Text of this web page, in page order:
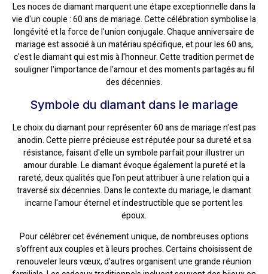
Les noces de diamant marquent une étape exceptionnelle dans la
vie d'un couple : 60 ans de mariage. Cette célébration symbolise la
longévité et la force de l'union conjugale. Chaque anniversaire de
mariage est associé à un matériau spécifique, et pour les 60 ans,
c'est le diamant qui est mis à l'honneur. Cette tradition permet de
souligner l'importance de l'amour et des moments partagés au fil
des décennies.
Symbole du diamant dans le mariage
Le choix du diamant pour représenter 60 ans de mariage n'est pas
anodin. Cette pierre précieuse est réputée pour sa dureté et sa
résistance, faisant d'elle un symbole parfait pour illustrer un
amour durable. Le diamant évoque également la pureté et la
rareté, deux qualités que l'on peut attribuer à une relation qui a
traversé six décennies. Dans le contexte du mariage, le diamant
incarne l'amour éternel et indestructible que se portent les
époux.
Pour célébrer cet événement unique, de nombreuses options
s'offrent aux couples et à leurs proches. Certains choisissent de
renouveler leurs vœux, d'autres organisent une grande réunion